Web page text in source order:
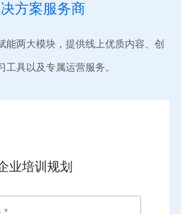
方案服务商
能两大模块，提供线上优质内容、创
具以及专属运营服务。
业培训规划